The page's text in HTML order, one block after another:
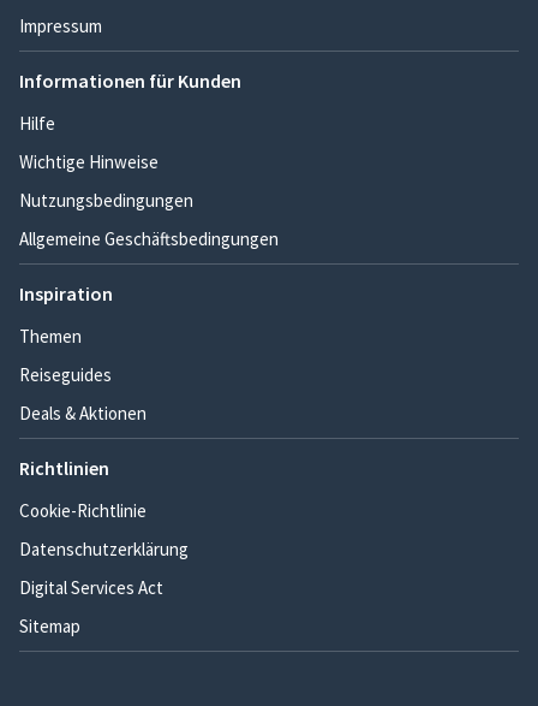
Impressum
Informationen für Kunden
Hilfe
Wichtige Hinweise
Nutzungsbedingungen
Allgemeine Geschäftsbedingungen
Inspiration
Themen
Reiseguides
Deals & Aktionen
Richtlinien
Cookie-Richtlinie
Datenschutzerklärung
Digital Services Act
Sitemap